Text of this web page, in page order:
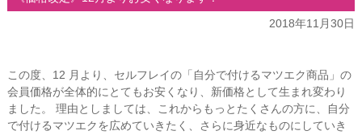
2018年11月30日
この度、12 月より、セルフレイの「自分で付けるマツエク商品」の
会員価格が全体的にとてもお安くなり、新価格として生まれ変わり
ました。 理由としましては、これからもっとたくさんの方に、自分
で付けるマツエクを広めていきたく、さらに身近なものにしていき